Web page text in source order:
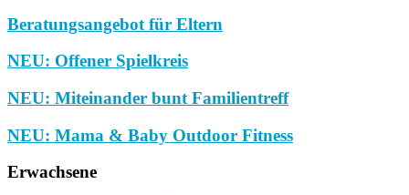
Beratungsangebot für Eltern
NEU: Offener Spielkreis
NEU: Miteinander bunt Familientreff
NEU: Mama & Baby Outdoor Fitness
Erwachsene